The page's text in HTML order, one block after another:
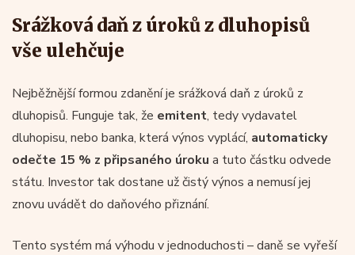
Srážková daň z úroků z dluhopisů
vše ulehčuje
Nejběžnější formou zdanění je srážková daň z úroků z
dluhopisů. Funguje tak, že emitent, tedy vydavatel
dluhopisu, nebo banka, která výnos vyplácí, automaticky
odečte 15 % z připsaného úroku a tuto částku odvede
státu. Investor tak dostane už čistý výnos a nemusí jej
znovu uvádět do daňového přiznání.
Tento systém má výhodu v jednoduchosti – daně se vyřeší